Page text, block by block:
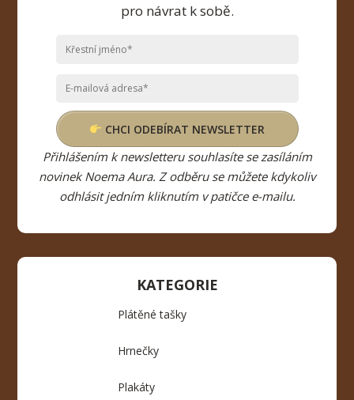
pro návrat k sobě.
CHCI ODEBÍRAT NEWSLETTER
Přihlášením k newsletteru souhlasíte se zasíláním
novinek Noema Aura. Z odběru se můžete kdykoliv
odhlásit jedním kliknutím v patičce e-mailu.
KATEGORIE
Plátěné tašky
Hrnečky
Plakáty